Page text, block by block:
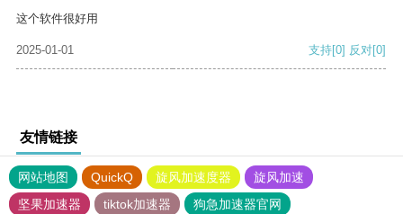
这个软件很好用
2025-01-01 支持[0] 反对[0]
友情链接
网站地图 QuickQ 旋风加速度器
旋风加速
坚果加速器
tiktok加速器
狗急加速器官网